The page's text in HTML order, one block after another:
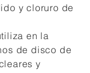
y cloruro de
en la
de disco de
y